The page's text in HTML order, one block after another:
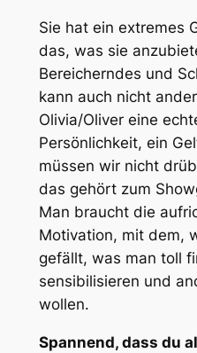
Sie hat ein extremes
das, was sie
Bereicherndes und
kann auch nicht
Olivia/Oliver eine
Persönlichkeit, ein
müssen wir nicht
das gehört zum
Man braucht die
Motivation, mit dem,
gefällt, was man toll
sensibilisieren und
wollen.
Spannend, dass du